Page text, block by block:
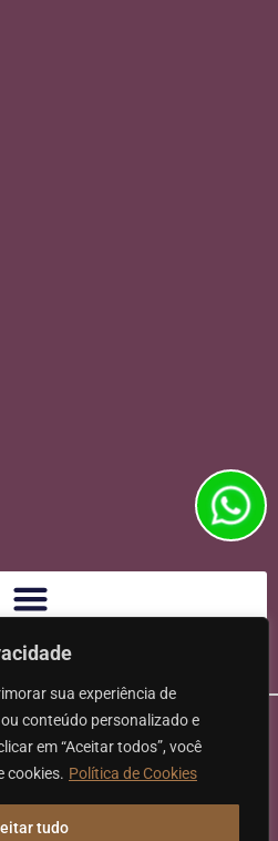
sua experiência de
conteúdo personalizado e
em “Aceitar todos”, você
cookies. Política de Cookies
tudo
à Karpat Sociedade de
11.317.840/0001-07